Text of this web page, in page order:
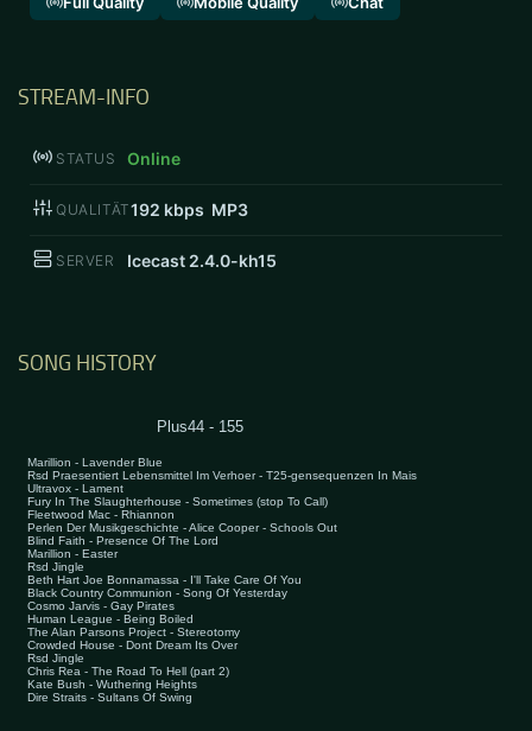
STREAM-INFO
STATUS Online
QUALITÄT192 kbps MP3
SERVER Icecast 2.4.0-kh15
SONG HISTORY